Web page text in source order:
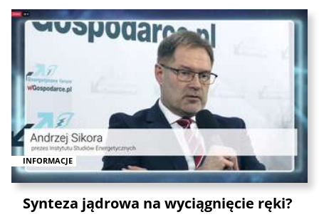
INFORMACJE
Synteza jądrowa na wyciągnięcie ręki?